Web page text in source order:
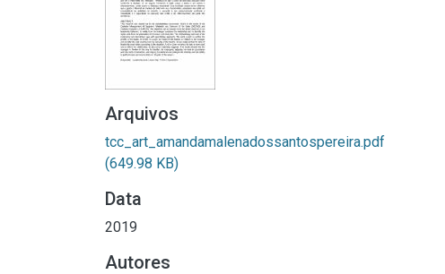
Arquivos
tcc_art_amandamalenadossantospereira.pdf
(649.98 KB)
Data
2019
Autores